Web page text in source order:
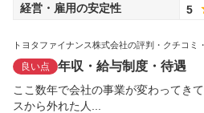
経営・雇用の安定性
5
トヨタファイナンス株式会社の評判・クチコミ
良い点 年収・給与制度・待遇
ここ数年で会社の事業が変わってき
スから外れた人...